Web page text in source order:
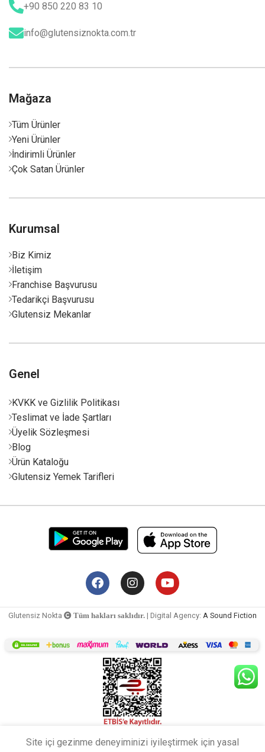
+90 850 220 83 10
info@glutensiznokta.com.tr
Mağaza
Tüm Ürünler
Yeni Ürünler
İndirimli Ürünler
Çok Satan Ürünler
Kurumsal
Biz Kimiz
İletişim
Franchise Başvurusu
Tedarikçi Başvurusu
Glutensiz Mekanlar
Genel
KVKK ve Gizlilik Politikası
Teslimat ve İade Şartları
Üyelik Sözleşmesi
Blog
Ürün Kataloğu
Glutensiz Yemek Tarifleri
Glutensiz Nokta Tüm hakları saklıdır. | Digital Agency: A Sound Fiction
Site içi gezinme deneyiminizi iyileştirmek için yasal